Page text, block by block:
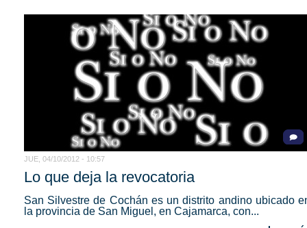
JUE, 04/10/2012 - 10:57
Lo que deja la revocatoria
San Silvestre de Cochán es un distrito andino ubicado
la provincia de San Miguel, en Cajamarca, con...